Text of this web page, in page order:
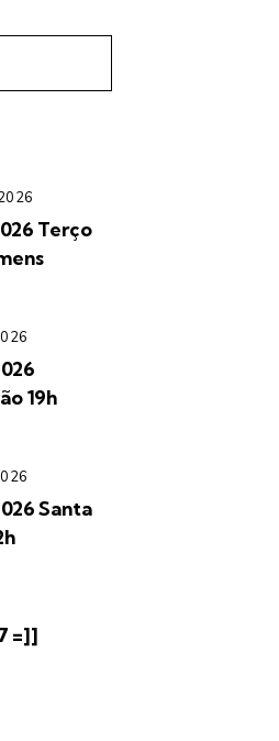
Terço
19h
Santa
=]]